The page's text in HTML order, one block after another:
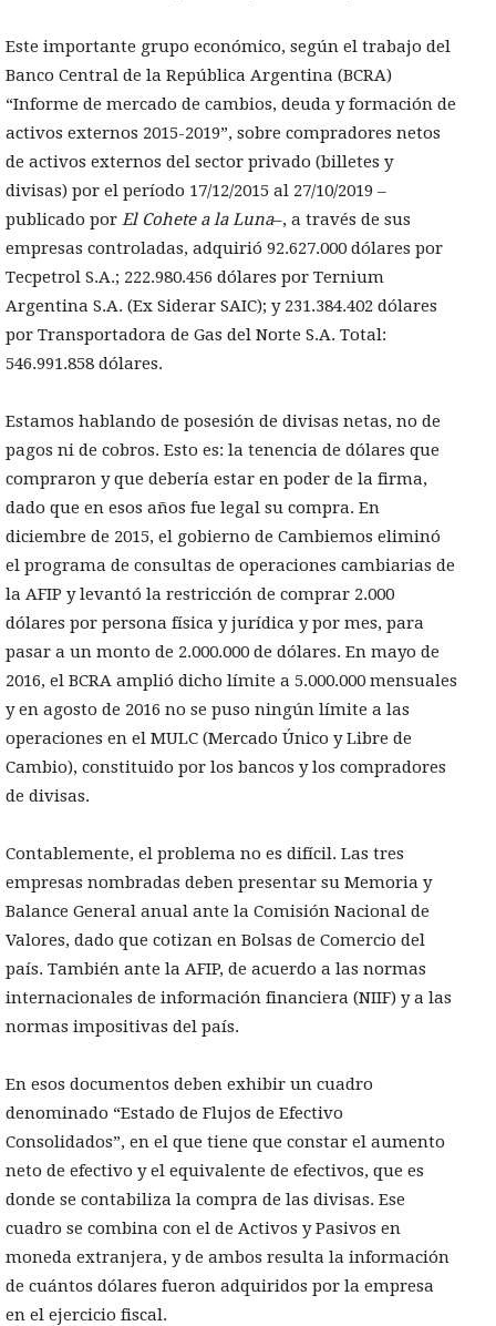
Este importante grupo económico, según el trabajo del
Banco Central de la República Argentina (BCRA)
“Informe de mercado de cambios, deuda y formación de
activos externos 2015-2019”, sobre compradores netos
de activos externos del sector privado (billetes y
divisas) por el período 17/12/2015 al 27/10/2019 –
publicado por El Cohete a la Luna–, a través de sus
empresas controladas, adquirió 92.627.000 dólares por
Tecpetrol S.A.; 222.980.456 dólares por Ternium
Argentina S.A. (Ex Siderar SAIC); y 231.384.402 dólares
por Transportadora de Gas del Norte S.A. Total:
546.991.858 dólares.
Estamos hablando de posesión de divisas netas, no de
pagos ni de cobros. Esto es: la tenencia de dólares que
compraron y que debería estar en poder de la firma,
dado que en esos años fue legal su compra. En
diciembre de 2015, el gobierno de Cambiemos eliminó
el programa de consultas de operaciones cambiarias de
la AFIP y levantó la restricción de comprar 2.000
dólares por persona física y jurídica y por mes, para
pasar a un monto de 2.000.000 de dólares. En mayo de
2016, el BCRA amplió dicho límite a 5.000.000 mensuales
y en agosto de 2016 no se puso ningún límite a las
operaciones en el MULC (Mercado Único y Libre de
Cambio), constituido por los bancos y los compradores
de divisas.
Contablemente, el problema no es difícil. Las tres
empresas nombradas deben presentar su Memoria y
Balance General anual ante la Comisión Nacional de
Valores, dado que cotizan en Bolsas de Comercio del
país. También ante la AFIP, de acuerdo a las normas
internacionales de información financiera (NIIF) y a las
normas impositivas del país.
En esos documentos deben exhibir un cuadro
denominado “Estado de Flujos de Efectivo
Consolidados”, en el que tiene que constar el aumento
neto de efectivo y el equivalente de efectivos, que es
donde se contabiliza la compra de las divisas. Ese
cuadro se combina con el de Activos y Pasivos en
moneda extranjera, y de ambos resulta la información
de cuántos dólares fueron adquiridos por la empresa
en el ejercicio fiscal.